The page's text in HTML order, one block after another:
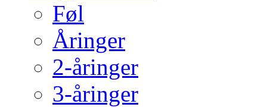
Føl
Åringer
2-åringer
3-åringer